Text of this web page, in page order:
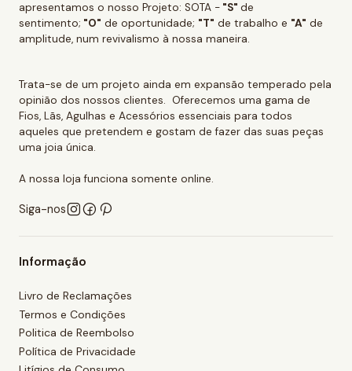
apresentamos o nosso Projeto: SOTA - "S" de
sentimento; "O" de oportunidade; "T" de trabalho e "A" de
amplitude, num revivalismo à nossa maneira.
Trata-se de um projeto ainda em expansão temperado pela
opinião dos nossos clientes. Oferecemos uma gama de
Fios, Lãs, Agulhas e Acessórios essenciais para todos
aqueles que pretendem e gostam de fazer das suas peças
uma joia única.
A nossa loja funciona somente online.
Siga-nos
Informação
Livro de Reclamações
Termos e Condições
Politica de Reembolso
Política de Privacidade